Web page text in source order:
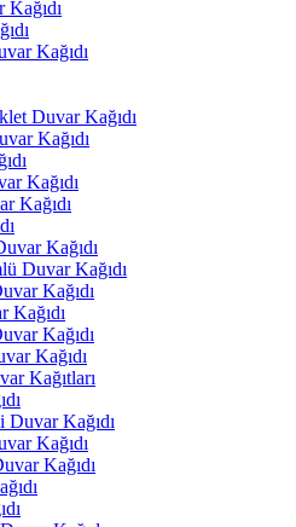
Kağıdı
Duvar Kağıdı
Kağıdı
Kağıdı
Kağıdı
Kağıdı
Duvar Kağıdı
Kağıdı
Kağıdı
Kağıdı
Kağıdı
Kağıtları
Kağıdı
Kağıdı
Kağıdı